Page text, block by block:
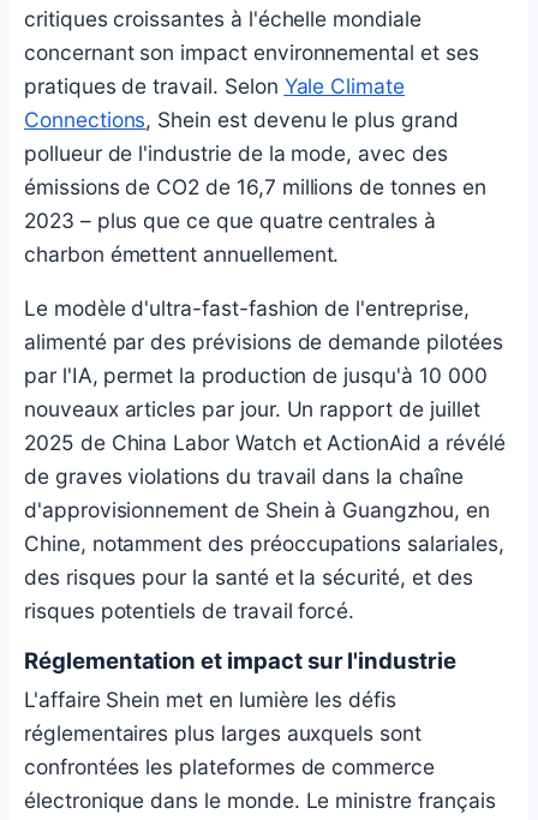
critiques croissantes à l'échelle mondiale
concernant son impact environnemental et ses
pratiques de travail. Selon Yale Climate
Connections, Shein est devenu le plus grand
pollueur de l'industrie de la mode, avec des
émissions de CO2 de 16,7 millions de tonnes en
2023 – plus que ce que quatre centrales à
charbon émettent annuellement.
Le modèle d'ultra-fast-fashion de l'entreprise,
alimenté par des prévisions de demande pilotées
par l'IA, permet la production de jusqu'à 10 000
nouveaux articles par jour. Un rapport de juillet
2025 de China Labor Watch et ActionAid a révélé
de graves violations du travail dans la chaîne
d'approvisionnement de Shein à Guangzhou, en
Chine, notamment des préoccupations salariales,
des risques pour la santé et la sécurité, et des
risques potentiels de travail forcé.
Réglementation et impact sur l'industrie
L'affaire Shein met en lumière les défis
réglementaires plus larges auxquels sont
confrontées les plateformes de commerce
électronique dans le monde. Le ministre français